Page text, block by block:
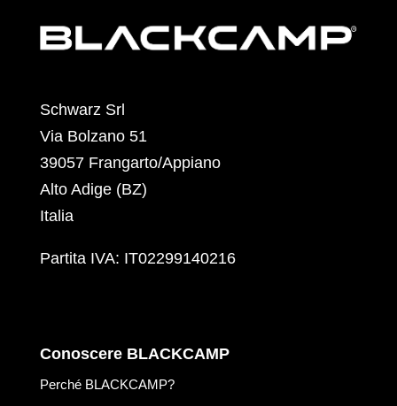
Schwarz Srl
Via Bolzano 51
39057 Frangarto/Appiano
Alto Adige (BZ)
Italia
Partita IVA: IT02299140216
Conoscere BLACKCAMP
Perché BLACKCAMP?